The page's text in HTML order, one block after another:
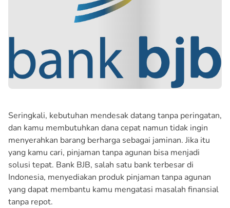
Seringkali, kebutuhan mendesak datang tanpa peringatan,
dan kamu membutuhkan dana cepat namun tidak ingin
menyerahkan barang berharga sebagai jaminan. Jika itu
yang kamu cari, pinjaman tanpa agunan bisa menjadi
solusi tepat. Bank BJB, salah satu bank terbesar di
Indonesia, menyediakan produk pinjaman tanpa agunan
yang dapat membantu kamu mengatasi masalah finansial
tanpa repot.